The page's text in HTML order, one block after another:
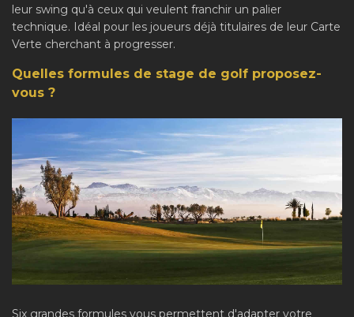
leur swing qu'à ceux qui veulent franchir un palier
technique. Idéal pour les joueurs déjà titulaires de leur Carte
Verte cherchant à progresser.
Quelles formules de stage de golf proposez-
vous ?
Six grandes formules vous permettent d'adapter votre